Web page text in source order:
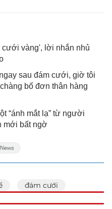
vàng', lời nhắn nhủ
sau đám cưới, giờ tôi
bố đơn thân hàng
“ánh mắt lạ” từ người
mới bất ngờ
đám cưới